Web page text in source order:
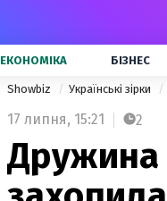
ЕКОНОМІКА БІЗНЕС
Showbiz Українські зірки
17 липня, 15:21 2
Дружина